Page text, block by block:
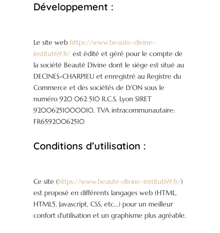
Développement :
Le site web https://www.beaute-divine-
institut69.fr/ est édité et géré pour le compte de
la société Beauté Divine dont le siège est situé au
DECINES-CHARPIEU et enregistré au Registre du
Commerce et des sociétés de LYON sous le
numéro 920 062 510 R.C.S. Lyon SIRET
92006251000010, TVA intracommunautaire:
FR65920062510
Conditions d’utilisation :
Ce site (https://www.beaute-divine-institut69.fr/)
est proposé en différents langages web (HTML,
HTML5, Javascript, CSS, etc…) pour un meilleur
confort d’utilisation et un graphisme plus agréable.